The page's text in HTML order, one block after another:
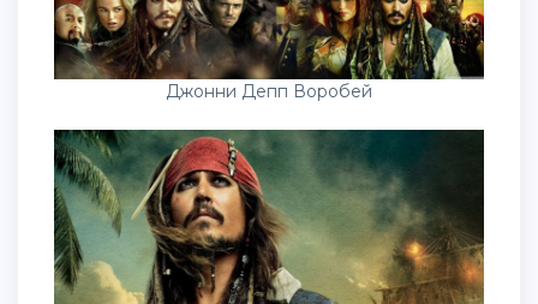
Джонни Депп Воробей